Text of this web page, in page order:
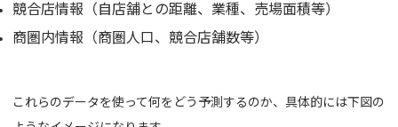
競合店情報（自店舗との距離、業種、売場面積等）
商圏内情報（商圏人口、競合店舗数等）
これらのデータを使って何をどう予測するのか、具体的には下図の